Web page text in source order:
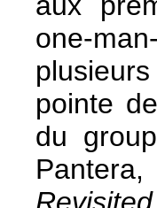
one-
pointe
du